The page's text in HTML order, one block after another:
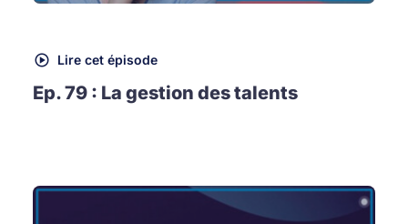
Lire cet épisode
Ep. 79 : La gestion des talents